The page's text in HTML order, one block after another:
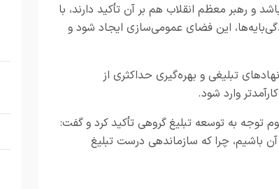
و رهبر معظم انقلاب هم بر آن تأکید دارند، با
این فضای عمومی‌سازی ایجاد شود و
تبلیغی و بهره‌گیری حداکثری از
وارد شود.
توجه به توسعه تبلیغ گروهی تأکید کرد و گفت:
باشیم، چرا که سازماندهی درست تبلیغ